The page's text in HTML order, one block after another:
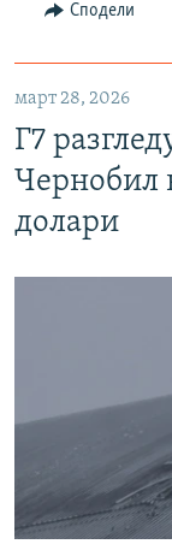
Сподели
март 28, 2026
Г7
Чернобил
долари